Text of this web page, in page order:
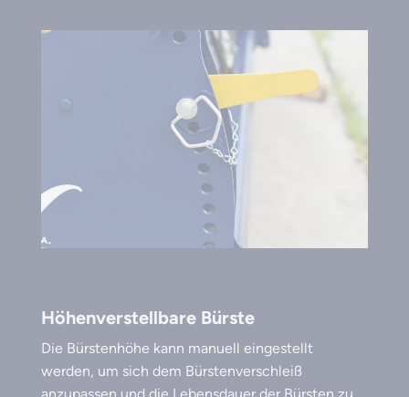
Höhenverstellbare Bürste
Die Bürstenhöhe kann manuell eingestellt
werden, um sich dem Bürstenverschleiß